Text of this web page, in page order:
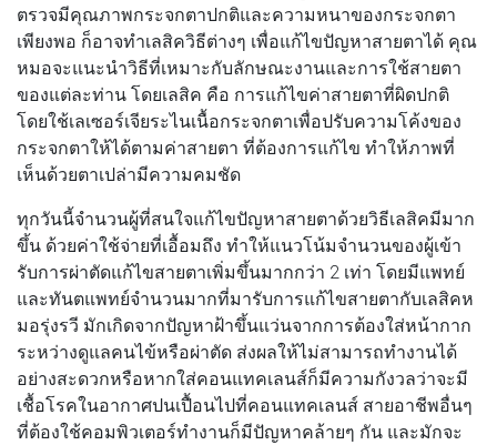
ตรวจมีคุณภาพกระจกตาปกติและความหนาของกระจกตา
เพียงพอ ก็อาจทำเลสิควิธีต่างๆ เพื่อแก้ไขปัญหาสายตาได้ คุณ
หมอจะแนะนำวิธีที่เหมาะกับลักษณะงานและการใช้สายตา
ของแต่ละท่าน โดยเลสิค คือ การแก้ไขค่าสายตาที่ผิดปกติ
โดยใช้เลเซอร์เจียระไนเนื้อกระจกตาเพื่อปรับความโค้งของ
กระจกตาให้ได้ตามค่าสายตา ที่ต้องการแก้ไข ทำให้ภาพที่
เห็นด้วยตาเปล่ามีความคมชัด
ทุกวันนี้จำนวนผู้ที่สนใจแก้ไขปัญหาสายตาด้วยวิธีเลสิคมีมาก
ขึ้น ด้วยค่าใช้จ่ายที่เอื้อมถึง ทำให้แนวโน้มจำนวนของผู้เข้า
รับการผ่าตัดแก้ไขสายตาเพิ่มขึ้นมากกว่า 2 เท่า โดยมีแพทย์
และทันตแพทย์จำนวนมากที่มารับการแก้ไขสายตากับเลสิคห
มอรุ่งรวี มักเกิดจากปัญหาฝ้าขึ้นแว่นจากการต้องใส่หน้ากาก
ระหว่างดูแลคนไข้หรือผ่าตัด ส่งผลให้ไม่สามารถทำงานได้
อย่างสะดวกหรือหากใส่คอนแทคเลนส์ก็มีความกังวลว่าจะมี
เชื้อโรคในอากาศปนเปื้อนไปที่คอนแทคเลนส์ สายอาชีพอื่นๆ
ที่ต้องใช้คอมพิวเตอร์ทำงานก็มีปัญหาคล้ายๆ กัน และมักจะ